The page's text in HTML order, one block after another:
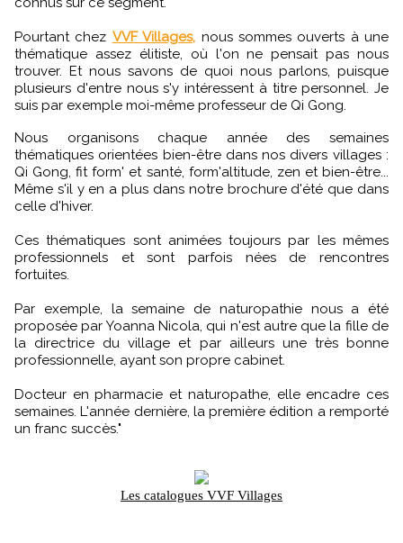
Pourtant chez VVF Villages, nous sommes ouverts à une
thématique assez élitiste, où l'on ne pensait pas nous
trouver. Et nous savons de quoi nous parlons, puisque
plusieurs d'entre nous s'y intéressent à titre personnel. Je
suis par exemple moi-même professeur de Qi Gong.
Nous organisons chaque année des semaines
thématiques orientées bien-être dans nos divers villages :
Qi Gong, fit form' et santé, form'altitude, zen et bien-être...
Même s'il y en a plus dans notre brochure d'été que dans
celle d'hiver.
Ces thématiques sont animées toujours par les mêmes
professionnels et sont parfois nées de rencontres
fortuites.
Par exemple, la semaine de naturopathie nous a été
proposée par Yoanna Nicola, qui n'est autre que la fille de
la directrice du village et par ailleurs une très bonne
professionnelle, ayant son propre cabinet.
Docteur en pharmacie et naturopathe, elle encadre ces
semaines. L'année dernière, la première édition a remporté
un franc succès."
Les catalogues VVF Villages